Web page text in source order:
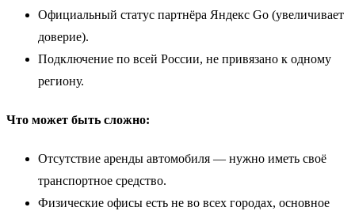
Официальный статус партнёра Яндекс Go (увеличивает
доверие).
Подключение по всей России, не привязано к одному
региону.
Что может быть сложно:
Отсутствие аренды автомобиля — нужно иметь своё
транспортное средство.
Физические офисы есть не во всех городах, основное